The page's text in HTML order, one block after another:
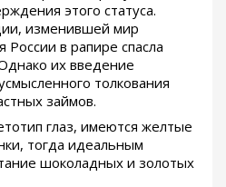
этого статуса.
изменившей мир
в рапире спасла
их введение
толкования
займов.
глаз, имеются желтые
тогда идеальным
шоколадных и золотых